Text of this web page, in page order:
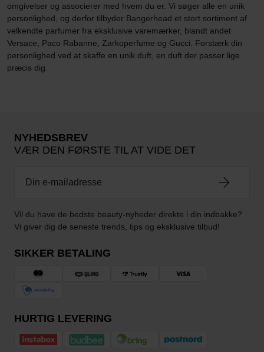
omgivelser og associerer med hvem du er. Vi søger alle en unik
personlighed, og derfor tilbyder Bangerhead et stort sortiment af
velkendte parfumer fra eksklusive varemærker, blandt andet
Versace, Paco Rabanne, Zarkoperfume og Gucci. Forstærk din
personlighed ved at skaffe en unik duft, en duft der passer lige
præcis dig.
NYHEDSBREV
VÆR DEN FØRSTE TIL AT VIDE DET
Vil du have de bedste beauty-nyheder direkte i din indbakke?
Vi giver dig de seneste trends, tips og eksklusive tilbud!
SIKKER BETALING
HURTIG LEVERING